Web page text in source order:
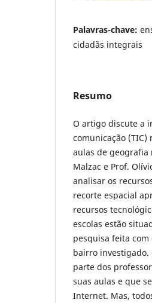
Palavras-chave:
cidadãs integrais
Resumo
O artigo discute a
comunicação
aulas de geografia
Malzac e Prof.
analisar os
recorte espacial
recursos
escolas estão
pesquisa feita
bairro
parte dos
suas aulas e que
Internet. Mas,